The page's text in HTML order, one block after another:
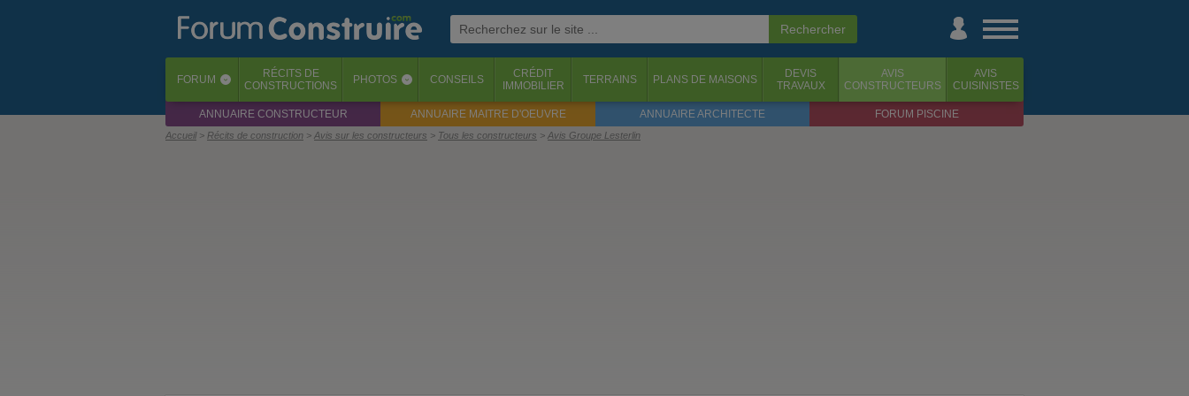
FORUM ‹ RÉCITS DE
CONSTRUCTIONS
PHOTOS ‹ CONSEILS
CRÉDIT
IMMOBILIER
TERRAINS PLANS DE MAISONS
DEVIS
TRAVAUX
AVIS
CONSTRUCTEURS
AVIS
CUISINISTES
ANNUAIRE CONSTRUCTEUR ANNUAIRE MAITRE D'OEUVRE ANNUAIRE ARCHITECTE FORUM PISCINE
Accueil Récits de construction Avis sur les constructeurs Tous les constructeurs Avis Groupe Lesterlin